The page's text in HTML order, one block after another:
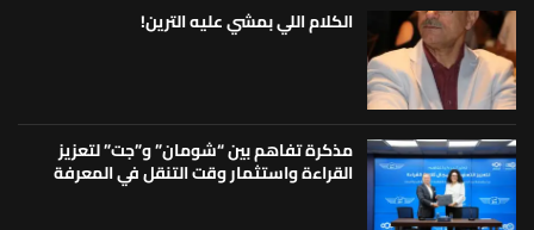
الكلام اللي بمشي عليه الترين!
مذكرة تفاهم بين “شومان” و”جت” لتعزيز
القراءة واستثمار وقت التنقل في المعرفة